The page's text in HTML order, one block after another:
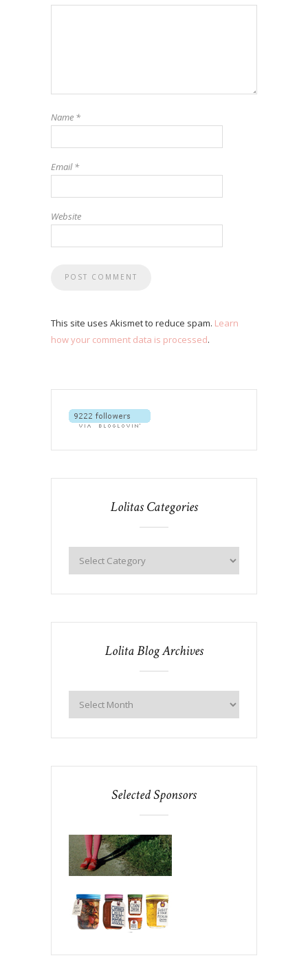
Name *
Email*
Website
This site uses Akismet to reduce spam. Learn
how your comment data is processed.
Lolitas Categories
Lolita Blog Archives
Selected Sponsors